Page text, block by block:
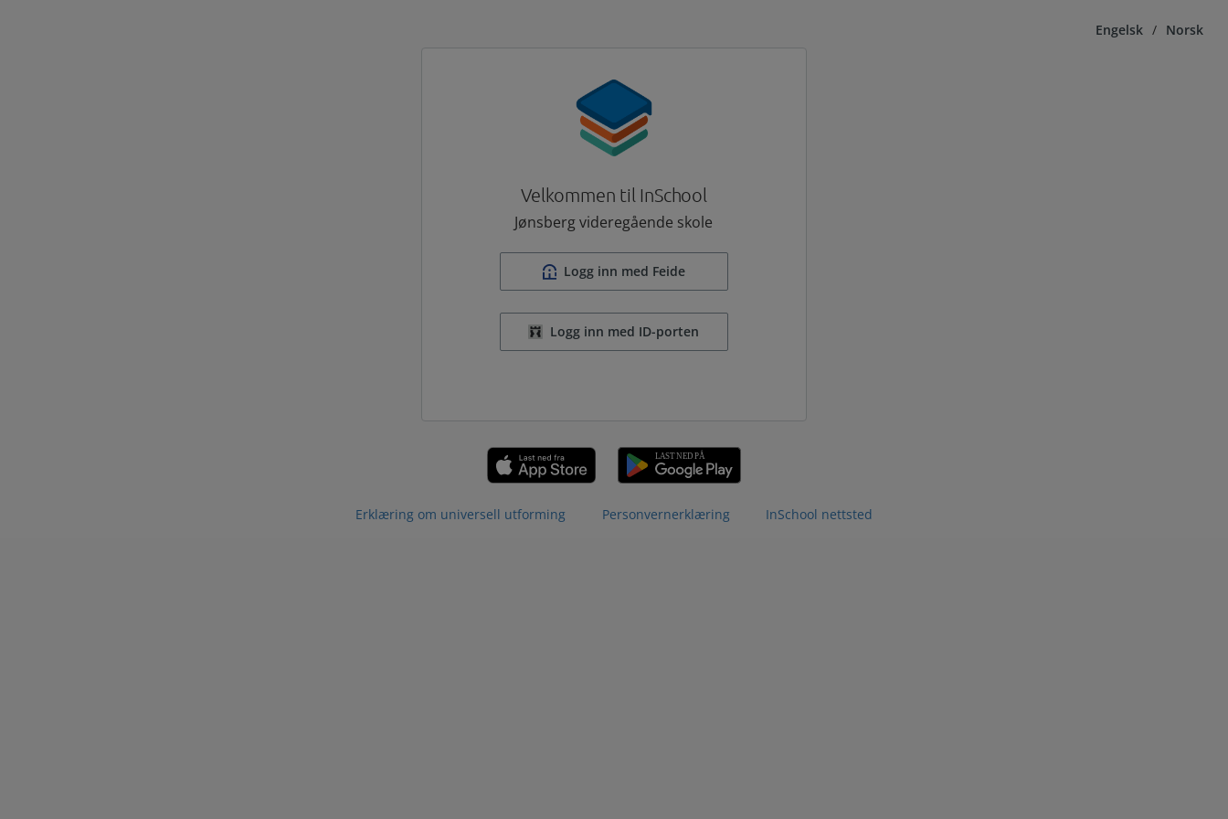
Engelsk / Norsk
Velkommen til InSchool
Jønsberg videregående skole
Logg inn med Feide
Logg inn med ID-porten
Erklæring om universell utforming Personvernerklæring InSchool nettsted